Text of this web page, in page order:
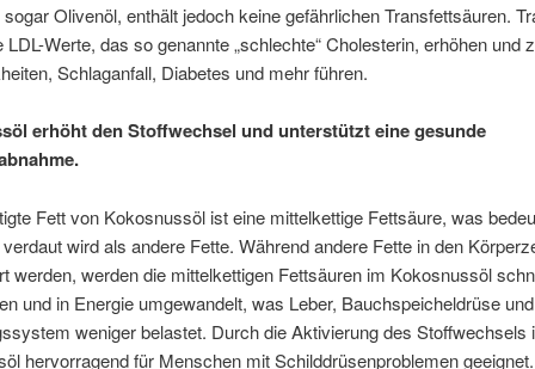
Olivenöl, enthält jedoch keine gefährlichen Transfettsäuren.
LDL-Werte, das so genannte „schlechte“ Cholesterin, erhöhen und
Schlaganfall, Diabetes und mehr führen.
erhöht den Stoffwechsel und unterstützt eine gesunde
Fett von Kokosnussöl ist eine mittelkettige Fettsäure, was
wird als andere Fette. Während andere Fette in den
werden, werden die mittelkettigen Fettsäuren im Kokosnussöl
und in Energie umgewandelt, was Leber, Bauchspeicheldrüse und
weniger belastet. Durch die Aktivierung des Stoffwechsels
hervorragend für Menschen mit Schilddrüsenproblemen geeignet.